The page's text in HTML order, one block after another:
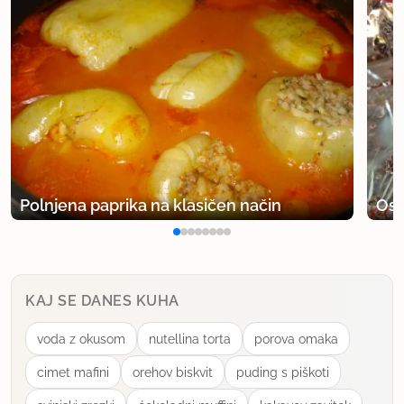
iztok111
član od 2007 14 sporočil
31.8.2007 ob 11:35
jano meni tud ne
uporabno
teta torta
1268 sporočil
31.8.2007 ob 11:59
Mogoče pa Irena živi v Nemčiji ali Avstriji, kjer je 1
najvišja ocena ?!?
uporabno
Polnjena paprika na klasičen način
KAJ SE DANES KUHA
voda z okusom nutellina torta porova omaka
cimet mafini orehov biskvit puding s piškoti